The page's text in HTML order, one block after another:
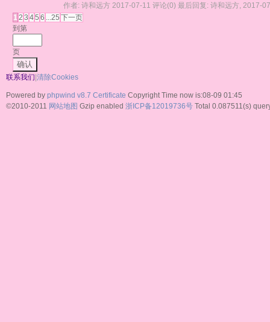
作者: 诗和远方 2017-07-11 评论(0) 最后回复: 诗和远方 2017-
1 2 3 45 6 ...25 下一页
到第
页
确认
联系我们|清除Cookies
Powered by phpwind v8.7 Certificate Copyright Time now is:08-09 01:45
©2010-2011 网站地图 Gzip enabled 浙ICP备12019736号 Total 0.087511(s)